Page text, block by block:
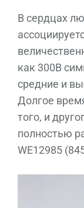
В сердцах
как 300B
средние и
Долгое
того, и
полностью
WE12985